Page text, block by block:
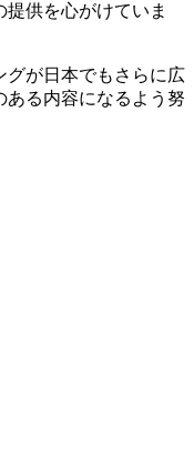
供を心がけていま
グが日本でもさらに広
ある内容になるよう努